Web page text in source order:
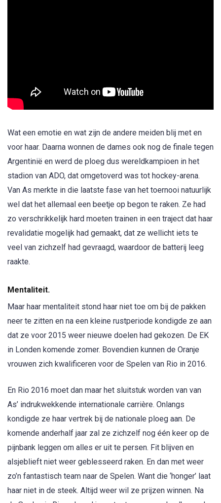
Wat een emotie en wat zijn de andere meiden blij met en
voor haar. Daarna wonnen de dames ook nog de finale tegen
Argentinië en werd de ploeg dus wereldkampioen in het
stadion van ADO, dat omgetoverd was tot hockey-arena.
Van As merkte in die laatste fase van het toernooi natuurlijk
wel dat het allemaal een beetje op begon te raken. Ze had
zo verschrikkelijk hard moeten trainen in een traject dat haar
revalidatie mogelijk had gemaakt, dat ze wellicht iets te
veel van zichzelf had gevraagd, waardoor de batterij leeg
raakte.
Mentaliteit.
Maar haar mentaliteit stond haar niet toe om bij de pakken
neer te zitten en na een kleine rustperiode kondigde ze aan
dat ze voor 2015 weer nieuwe doelen had gekozen. De EK
in Londen komende zomer. Bovendien kunnen de Oranje
vrouwen zich kwalificeren voor de Spelen van Rio in 2016.
En Rio 2016 moet dan maar het sluitstuk worden van van
As’ indrukwekkende internationale carrière. Onlangs
kondigde ze haar vertrek bij de nationale ploeg aan. De
komende anderhalf jaar zal ze zichzelf nog één keer op de
pijnbank leggen om alles er uit te persen. Fit blijven en
alsjeblieft niet weer geblesseerd raken. En dan met weer
zo’n fantastisch team naar de Spelen. Want die ‘honger’ laat
haar niet in de steek. Altijd weer wil ze prijzen winnen. Na